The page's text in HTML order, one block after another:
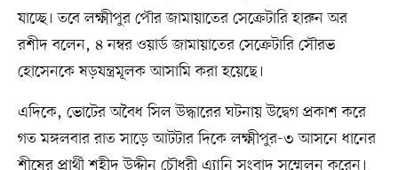
যাচ্ছে। তবে লক্ষ্মীপুর পৌর জামায়াতের সেক্রেটারি হারুন অর
রশীদ বলেন, ৪ নম্বর ওয়ার্ড জামায়াতের সেক্রেটারি সৌরভ
হোসেনকে ষড়যন্ত্রমূলক আসামি করা হয়েছে।
এদিকে, ভোটের অবৈধ সিল উদ্ধারের ঘটনায় উদ্বেগ প্রকাশ করে
গত মঙ্গলবার রাত সাড়ে আটটার দিকে লক্ষ্মীপুর-৩ আসনে ধানের
শীষের প্রার্থী শহীদ উদ্দীন চৌধুরী এ্যানি সংবাদ সম্মেলন করেন।